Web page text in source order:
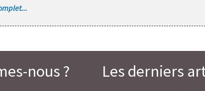
nous ? Les derniers